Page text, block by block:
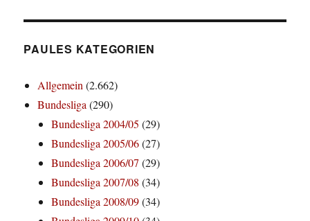
PAULES KATEGORIEN
Allgemein(2.662)
Bundesliga(290)
Bundesliga 2004/05 (29)
Bundesliga 2005/06(27)
Bundesliga 2006/07 (29)
Bundesliga 2007/08 (34)
Bundesliga 2008/09(34)